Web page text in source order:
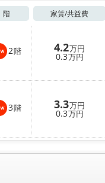
階 家賃/共益費
2階 4.2万円
0.3万円
3階 3.3万円
0.3万円